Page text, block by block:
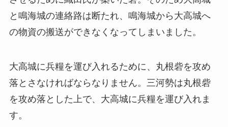
と鳴海城の連絡路は断たれ、鳴海城から大高城へ
の物資の搬送ができなくなってしまいました。
大高城に兵糧を運び入れるために、丸根砦を攻め
落とさなければならなりません。三河勢は丸根砦
を攻め落とした上で、大高城に兵糧を運び入れま
す。